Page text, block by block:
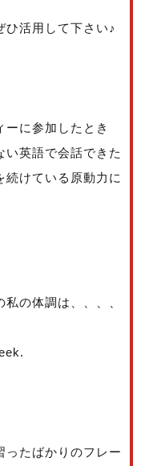
ひ活用して下さい♪
に参加したとき
い英語で会話できた
続けている原動力に
の体調は、、、、
ったばかりのフレー